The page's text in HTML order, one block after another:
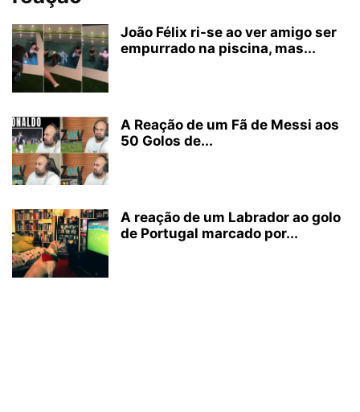
João Félix ri-se ao ver amigo ser
empurrado na piscina, mas...
A Reação de um Fã de Messi aos
50 Golos de...
A reação de um Labrador ao golo
de Portugal marcado por...